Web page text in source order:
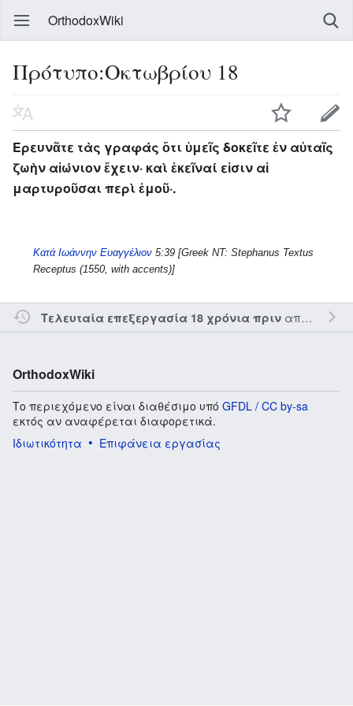
OrthodoxWiki
Πρότυπο:Οκτωβρίου 18
Ερευνᾶτε τὰς γραφάς ὅτι ὑμεῖς δοκεῖτε ἐν αὐταῖς
ζωὴν αἰώνιον ἔχειν· καὶ ἐκεῖναί εἰσιν αἱ
μαρτυροῦσαι περὶ ἐμοῦ·.
Κατά Ιωάννην Ευαγγέλιον5:39 [Greek NT: Stephanus Textus
Receptus (1550, with accents)]
Τελευταία επεξεργασία 18 χρόνια πριναπό τον την
OrthodoxWiki
Το περιεχόμενο είναι διαθέσιμο υπό GFDL / CC by-sa
εκτός αν αναφέρεται διαφορετικά.
Ιδιωτικότητα
Επιφάνεια εργασίας